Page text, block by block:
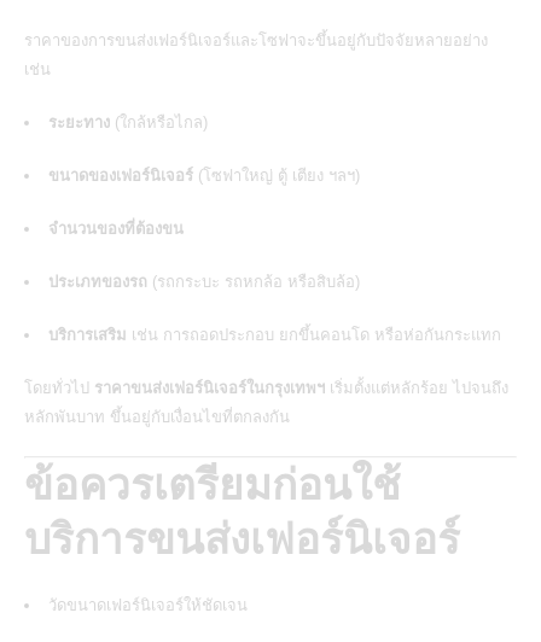
ราคาของการขนส่งเฟอร์นิเจอร์และโซฟาจะขึ้นอยู่กับปัจจัยหลายอย่าง
เช่น
ระยะทาง (ใกล้หรือไกล)
ขนาดของเฟอร์นิเจอร์ (โซฟาใหญ่ ตู้ เตียง ฯลฯ)
จำนวนของที่ต้องขน
ประเภทของรถ (รถกระบะ รถหกล้อ หรือสิบล้อ)
บริการเสริม เช่น การถอดประกอบ ยกขึ้นคอนโด หรือห่อกันกระแทก
โดยทั่วไป ราคาขนส่งเฟอร์นิเจอร์ในกรุงเทพฯ เริ่มตั้งแต่หลักร้อย ไปจนถึง
หลักพันบาท ขึ้นอยู่กับเงื่อนไขที่ตกลงกัน
ข้อควรเตรียมก่อนใช้
บริการขนส่งเฟอร์นิเจอร์
วัดขนาดเฟอร์นิเจอร์ให้ชัดเจน